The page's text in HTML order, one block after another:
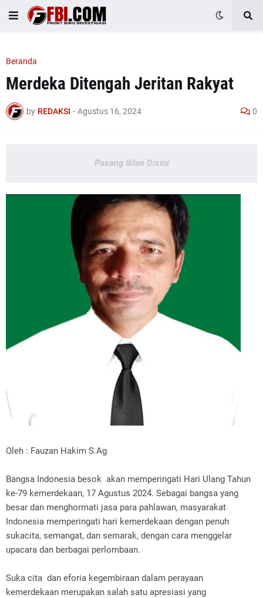
Beranda
Merdeka Ditengah Jeritan Rakyat
by REDAKSI - Agustus 16, 2024 0
Pasang Iklan Disini
Oleh : Fauzan Hakim S.Ag
Bangsa Indonesia besok akan memperingati Hari Ulang Tahun
ke-79 kemerdekaan, 17 Agustus 2024. Sebagai bangsa yang
besar dan menghormati jasa para pahlawan, masyarakat
Indonesia memperingati hari kemerdekaan dengan penuh
sukacita, semangat, dan semarak, dengan cara menggelar
upacara dan berbagai perlombaan.
Suka cita dan eforia kegembiraan dalam perayaan
kemerdekaan merupakan salah satu apresiasi yang